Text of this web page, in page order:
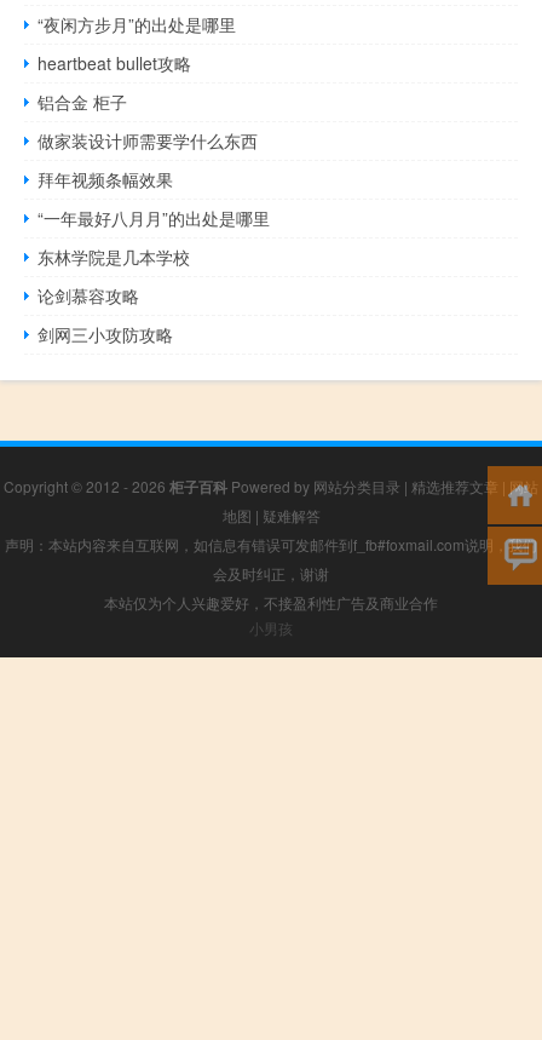
“夜闲方步月”的出处是哪里
heartbeat bullet攻略
铝合金 柜子
做家装设计师需要学什么东西
拜年视频条幅效果
“一年最好八月月”的出处是哪里
东林学院是几本学校
论剑慕容攻略
剑网三小攻防攻略
Copyright © 2012 - 2026 柜子百科 Powered by 网站分类目录 | 精选推荐文章 | 网站
地图 | 疑难解答
声明：本站内容来自互联网，如信息有错误可发邮件到f_fb#foxmail.com说明，我们
会及时纠正，谢谢
本站仅为个人兴趣爱好，不接盈利性广告及商业合作
小男孩